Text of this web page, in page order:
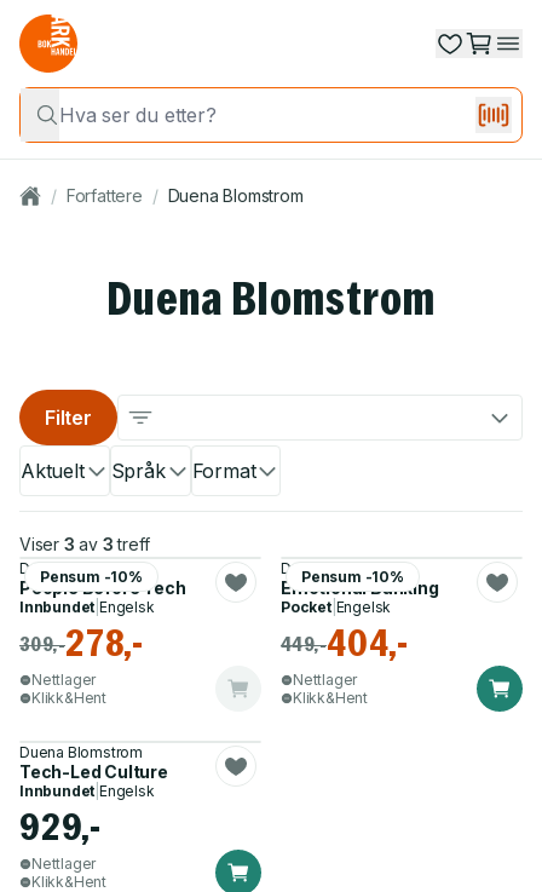
/ Forfattere / Duena Blomstrom
Duena Blomstrom
Aktuelt Språk Format
Filter
Viser 3 av 3 treff
Pensum -10%
Duena Blomstrom
People Before Tech
Innbundet |Engelsk
309,-278,-
Nettlager
Klikk&Hent
Pensum -10%
Duena Blomstrom
Emotional Banking
Pocket| Engelsk
449,-404,-
Nettlager
Klikk&Hent
Duena Blomstrom
Tech-Led Culture
Innbundet |Engelsk
929,-
Nettlager
Klikk&Hent